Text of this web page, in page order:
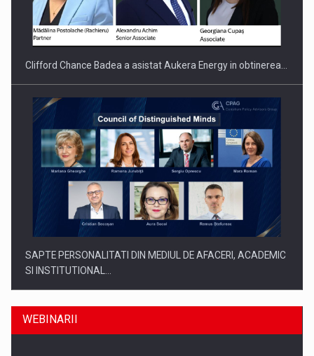
Clifford Chance Badea a asistat Aukera Energy in obtinerea…
SAPTE PERSONALITATI DIN MEDIUL DE AFACERI, ACADEMIC
SI INSTITUTIONAL…
WEBINARII